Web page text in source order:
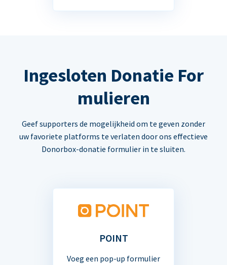
Ingesloten Donatie For
mulieren
Geef supporters de mogelijkheid om te geven zonder
uw favoriete platforms te verlaten door ons effectieve
Donorbox-donatie formulier in te sluiten.
POINT
Voeg een pop-up formulier